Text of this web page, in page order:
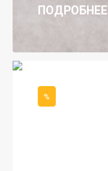
%
ПОДРОБНЕЕ